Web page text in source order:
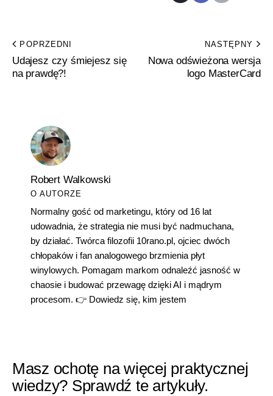
POPRZEDNI
Udajesz czy śmiejesz się
na prawdę?!
NASTĘPNY
Nowa odświeżona wersja
logo MasterCard
Robert Walkowski
O AUTORZE
Normalny gość od marketingu, który od 16 lat
udowadnia, że strategia nie musi być nadmuchana,
by działać. Twórca filozofii 10rano.pl, ojciec dwóch
chłopaków i fan analogowego brzmienia płyt
winylowych. Pomagam markom odnaleźć jasność w
chaosie i budować przewagę dzięki AI i mądrym
procesom. 👉 Dowiedz się, kim jestem
Masz ochotę na więcej praktycznej
wiedzy? Sprawdź te artykuły.